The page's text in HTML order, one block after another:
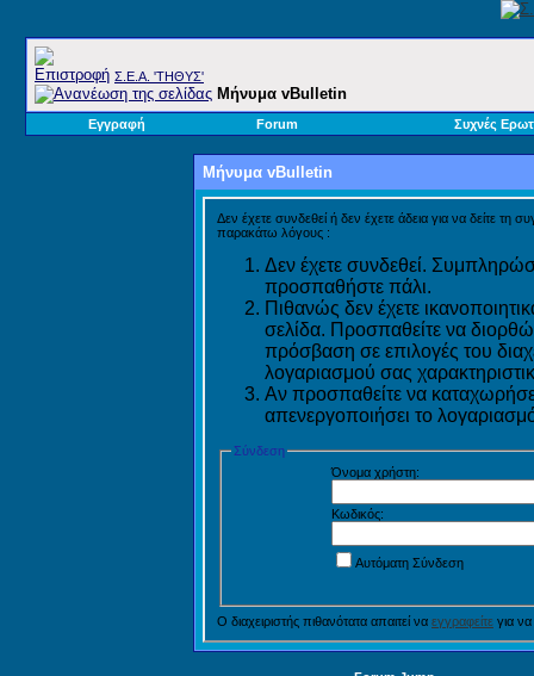
Σ.E.A. 'ΤΗΘΥΣ'
Μήνυμα vBulletin
Εγγραφή Forum Συχνές
Μήνυμα vBulletin
Δεν έχετε συνδεθεί ή δεν έχετε άδεια για να δείτε τη
παρακάτω λόγους :
Δεν έχετε συνδεθεί.
προσπαθήστε πάλι.
Πιθανώς δεν έχετε
σελίδα. Προσπαθείτε να
πρόσβαση σε επιλογές του
λογαριασμού σας
Αν προσπαθείτε να
απενεργοποιήσει το
Σύνδεση
Όνομα χρήστη:
Κωδικός:
Αυτόματη Σύνδεση
Ο διαχειριστής πιθανότατα απαιτεί να εγγραφείτε για